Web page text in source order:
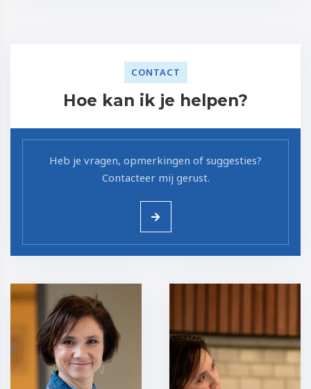
CONTACT
Hoe kan ik je helpen?
Heb je vragen, opmerkingen of suggesties?
Contacteer mij gerust.